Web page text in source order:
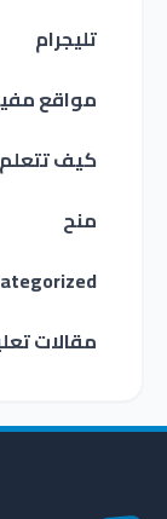
تليجرام
مواقع
كيف تتعلم
منح
مقالات